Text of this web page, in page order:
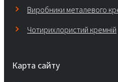
Виробники металевого
Чотирихлористий кремній
Карта сайту